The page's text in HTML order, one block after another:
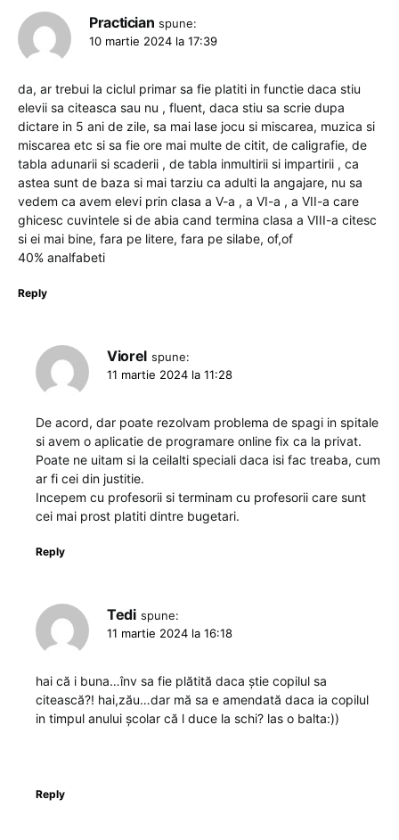
Practician spune:
10 martie 2024 la 17:39
da, ar trebui la ciclul primar sa fie platiti in functie daca stiu
elevii sa citeasca sau nu , fluent, daca stiu sa scrie dupa
dictare in 5 ani de zile, sa mai lase jocu si miscarea, muzica si
miscarea etc si sa fie ore mai multe de citit, de caligrafie, de
tabla adunarii si scaderii , de tabla inmultirii si impartirii , ca
astea sunt de baza si mai tarziu ca adulti la angajare, nu sa
vedem ca avem elevi prin clasa a V-a , a VI-a , a VII-a care
ghicesc cuvintele si de abia cand termina clasa a VIII-a citesc
si ei mai bine, fara pe litere, fara pe silabe, of,of
40% analfabeti
Reply
Viorel spune:
11 martie 2024 la 11:28
De acord, dar poate rezolvam problema de spagi in spitale
si avem o aplicatie de programare online fix ca la privat.
Poate ne uitam si la ceilalti speciali daca isi fac treaba, cum
ar fi cei din justitie.
Incepem cu profesorii si terminam cu profesorii care sunt
cei mai prost platiti dintre bugetari.
Reply
Tedi spune:
11 martie 2024 la 16:18
hai că i buna…înv sa fie plătită daca știe copilul sa
citească?! hai,zău…dar mă sa e amendată daca ia copilul
in timpul anului școlar că l duce la schi? las o balta:))
Reply